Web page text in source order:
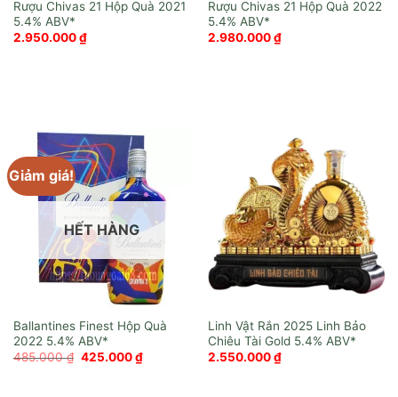
Rượu Chivas 21 Hộp Quà 2021
2.950.000₫
Rượu Chivas 21 Hộp Quà 2022
2.980.000₫
Giảm giá!
HẾT HÀNG
Ballantines Finest Hộp Quà
2022
485.000₫ Giá
425.000₫Giá
hiện
Linh Vật Rắn 2025 Linh Bảo
Chiêu Tài Gold
2.550.000₫